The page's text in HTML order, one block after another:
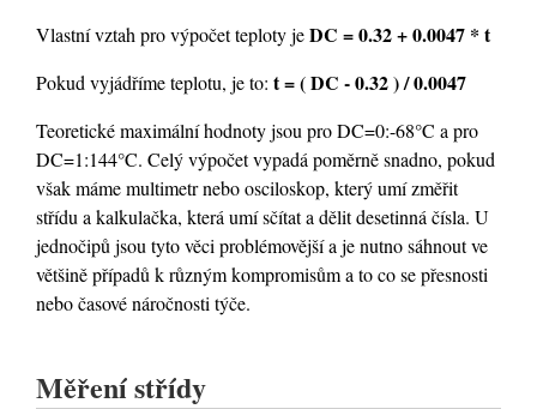
Vlastní vztah pro výpočet teploty jeDC = 0.32 + 0.0047 * t
Pokud vyjádříme teplotu, je to: t = ( DC - 0.32 ) / 0.0047
Teoretické maximální hodnoty jsou pro DC=0:-68°C a pro
DC=1:144°C. Celý výpočet vypadá poměrně snadno, pokud
však máme multimetr nebo osciloskop, který umí změřit
střídu a kalkulačka, která umí sčítat a dělit desetinná čísla. U
jednočipů jsou tyto věci problémovější a je nutno sáhnout ve
většině případů k různým kompromisům a to co se přesnosti
nebo časové náročnosti týče.
Měření střídy